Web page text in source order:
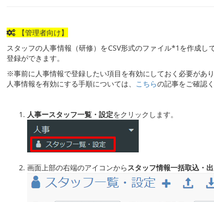
【管理者向け】
スタッフの人事情報（研修）をCSV形式のファイル*1を作成
登録ができます。
※事前に人事情報で登録したい項目を有効にしておく必要があり
人事情報を有効にする手順については、 こちらの記事をご確認く
人事ースタッフ一覧・設定をクリックします。
画面上部の右端のアイコンからスタッフ情報一括取込・